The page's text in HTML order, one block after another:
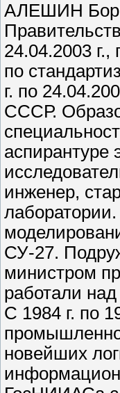
АЛЕШИН
24.04.2003
по
г. по
СССР.
аспирантуре
инженер,
СУ-27.
министром
работали
С 1984 г. по
новейших